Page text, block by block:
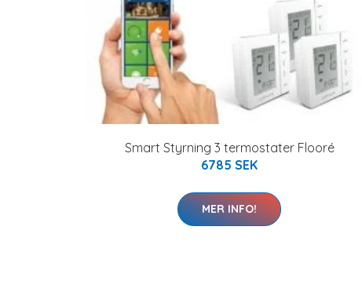
Smart Styrning 3 termostater Flooré
6785 SEK
MER INFO!